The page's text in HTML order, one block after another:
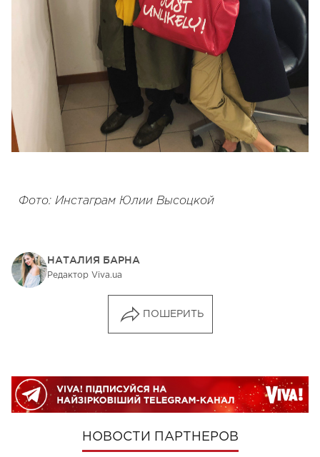
Фото: Инстаграм Юлии Высоцкой
НАТАЛИЯ БАРНА
Редактор Viva.ua
ПОШЕРИТЬ
НОВОСТИ ПАРТНЕРОВ